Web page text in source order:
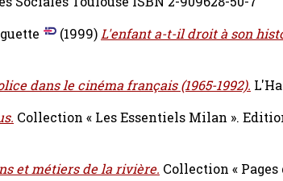
(1999)L'enfant a-t-il droit à son
dans le cinéma français (1965-1992).
Collection « Les Essentiels Milan ».
et métiers de la rivière. Collection «